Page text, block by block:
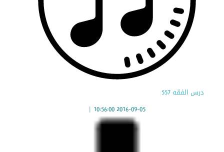
درس الفقه 557
2016-09-05 10:56:00
|